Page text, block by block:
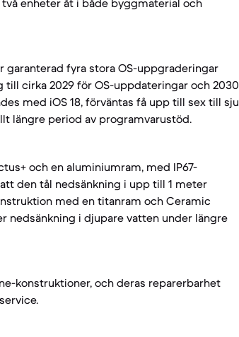
enheter åt i både byggmaterial och
garanterad fyra stora OS-uppgraderingar
cirka 2029 för OS-uppdateringar och 2030
med iOS 18, förväntas få upp till sex till sju
längre period av programvarustöd.
och en aluminiumram, med IP67-
den tål nedsänkning i upp till 1 meter
med en titanram och Ceramic
nedsänkning i djupare vatten under längre
konstruktioner, och deras reparerbarhet